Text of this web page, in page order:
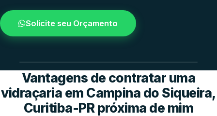
Solicite seu Orçamento
4.9 / 5.0
avaliacao dos clientes
Vantagens de contratar uma
vidraçaria em Campina do Siqueira,
Curitiba-PR próxima de mim